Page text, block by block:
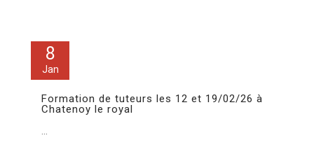
8
Jan
Formation de tuteurs les 12 et 19/02/26 à
Chatenoy le royal
...